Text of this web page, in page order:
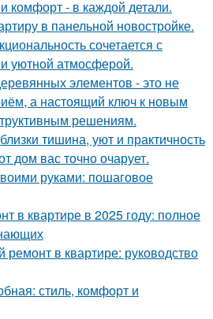
комфорт - в каждой детали.
в панельной новостройке.
сочетается с
уютной атмосферой.
элементов - это не
а настоящий ключ к новым
решениям.
тишина, уют и практичность
дом вас точно очарует.
руками: пошаговое
в квартире в 2025 году: полное
в квартире: руководство
стиль, комфорт и